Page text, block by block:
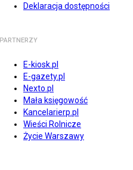
Deklaracja dostępności
PARTNERZY
E-kiosk.pl
E-gazety.pl
Nexto.pl
Mała księgowość
Kancelarierp.pl
Wieści Rolnicze
Życie Warszawy